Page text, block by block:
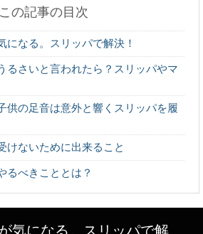
ンの足音や振動問題はこのように対応しよ
が実物と違う…。本当の自分はどっちなの
て
この記事の目次
になる。スリッパで解決！
るさいと言われたら？スリッパやマ
供の足音は意外と響くスリッパを履
けないために出来ること
るべきこととは？
気になる。スリッパで解